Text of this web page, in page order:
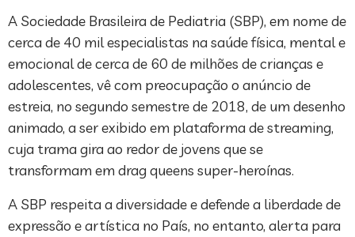
A Sociedade Brasileira de Pediatria (SBP), em nome de
cerca de 40 mil especialistas na saúde física, mental e
emocional de cerca de 60 de milhões de crianças e
adolescentes, vê com preocupação o anúncio de
estreia, no segundo semestre de 2018, de um desenho
animado, a ser exibido em plataforma de streaming,
cuja trama gira ao redor de jovens que se
transformam em drag queens super-heroínas.
A SBP respeita a diversidade e defende a liberdade de
expressão e artística no País, no entanto, alerta para